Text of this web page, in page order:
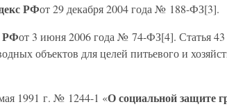
РФот 29 декабря 2004 года № 188-ФЗ[3].
РФот 3 июня 2006 года № 74-ФЗ[4]. Статья 43
объектов для целей питьевого и
1991 г. № 1244-1 «О социальной защите